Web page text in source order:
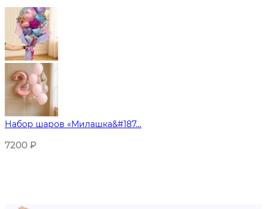
Набор шаров «Милашка&#187...
7200 ₽